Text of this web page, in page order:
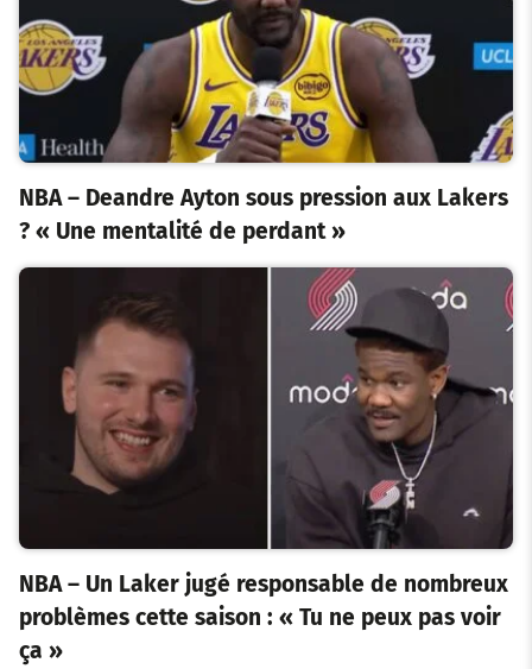
NBA – Deandre Ayton sous pression aux Lakers
? « Une mentalité de perdant »
NBA – Un Laker jugé responsable de nombreux
problèmes cette saison : « Tu ne peux pas voir
ça »